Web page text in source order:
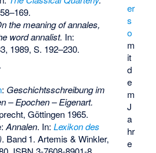
er
s
o
m
it
d
e
m
J
a
hr
e
the meaning of annales,
word annalist. In:
1989, S. 192–230.
: Geschichtsschreibung im
– Epochen – Eigenart.
Göttingen 1965.
Annalen. In: Lexikon des
. Band 1. Artemis & Winkler,